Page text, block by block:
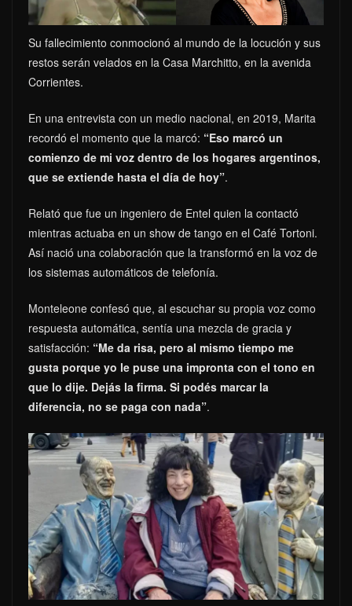
Su fallecimiento conmocionó al mundo de la locución y sus
restos serán velados en la Casa Marchitto, en la avenida
Corrientes.
En una entrevista con un medio nacional, en 2019, Marita
recordó el momento que la marcó: “Eso marcó un
comienzo de mi voz dentro de los hogares argentinos,
que se extiende hasta el día de hoy”.
Relató que fue un ingeniero de Entel quien la contactó
mientras actuaba en un show de tango en el Café Tortoni.
Así nació una colaboración que la transformó en la voz de
los sistemas automáticos de telefonía.
Monteleone confesó que, al escuchar su propia voz como
respuesta automática, sentía una mezcla de gracia y
satisfacción: “Me da risa, pero al mismo tiempo me
gusta porque yo le puse una impronta con el tono en
que lo dije. Dejás la firma. Si podés marcar la
diferencia, no se paga con nada”.